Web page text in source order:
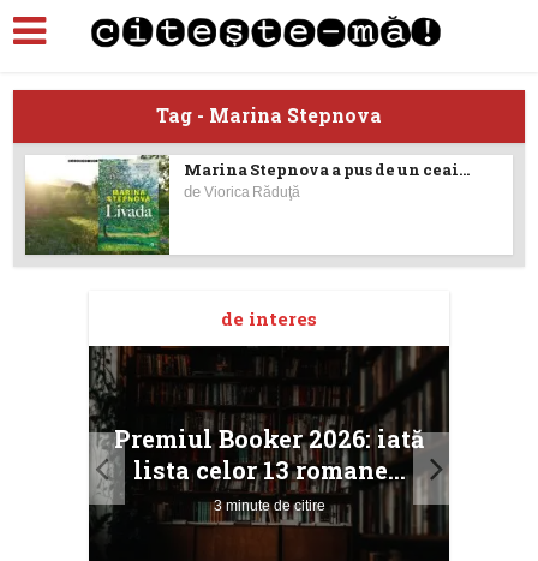
Tag - Marina Stepnova
Marina Stepnova a pus de un ceai…
deViorica Răduţă
de interes
Premiul Booker 2026: iată
lista celor 13 romane...
3 minute de citire